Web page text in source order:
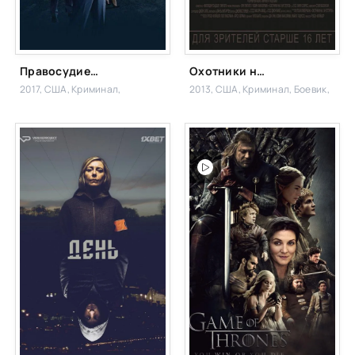
Правосудие Чикаго
2017, США, Криминал,
Охотники на гангстеров
2013, США, Криминал, Боевик,